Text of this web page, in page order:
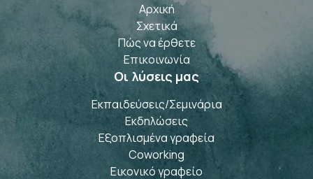
Αρχική
Αρχική
Σχετικά
Σχετικά
Πώς να έρθετε
Πώς να έρθετε
Επικοινωνία
Επικοινωνία
Οι λύσεις μας
Εκπαιδεύσεις/Σεμινάρια
Εκπαιδεύσεις/Σεμινάρια
Εκδηλώσεις
Εκδηλώσεις
Εξοπλισμένα γραφεία
Εξοπλισμένα γραφεία
Coworking
Coworking
Εικονικό γραφείο